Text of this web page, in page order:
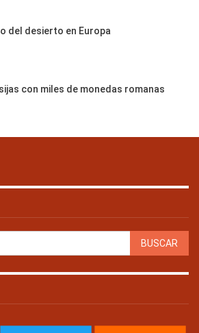
del desierto en Europa
con miles de monedas romanas